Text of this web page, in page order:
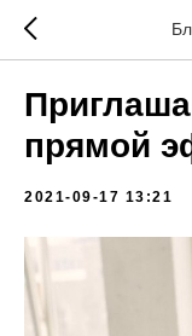
прямой
2021-09-17 13:21